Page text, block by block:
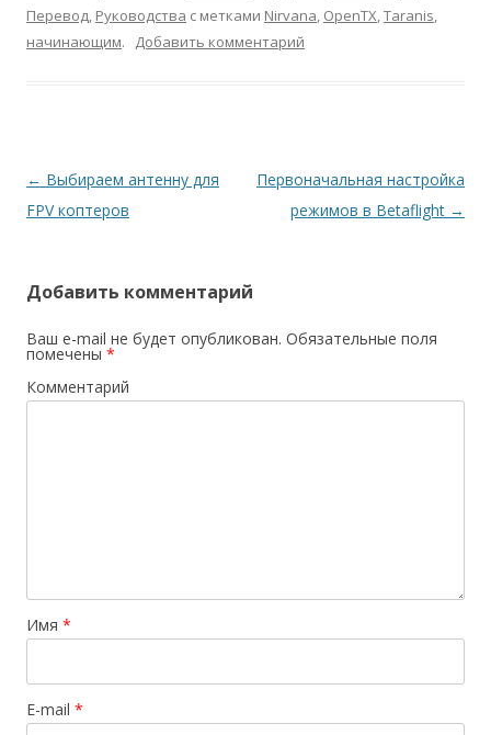
Перевод, Руководства с метками Nirvana, OpenTX,Taranis,
начинающим. Добавить комментарий
Навигация
по
← Выбираем антенну для
FPV коптеров
Первоначальная настройка
режимов в Betaflight →
Добавить комментарий
Ваш e-mail не будет опубликован. Обязательные поля
помечены *
Комментарий
Имя *
E-mail *